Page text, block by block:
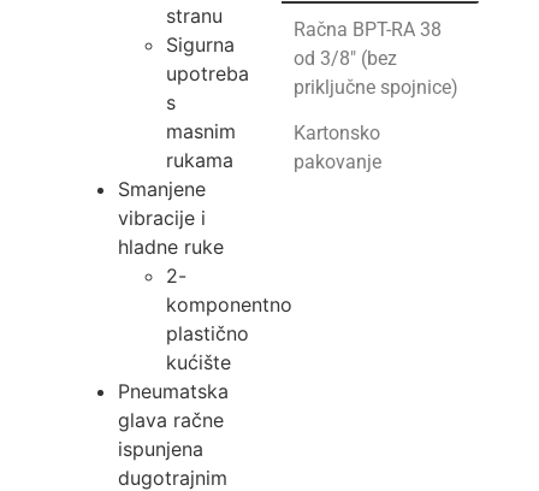
stranu
Sigurna
upotreba
s
masnim
rukama
Smanjene
vibracije i
hladne ruke
2-
komponentno
plastično
kućište
Pneumatska
glava račne
ispunjena
dugotrajnim
Račna BPT-RA 38
od 3/8″ (bez
priključne spojnice)
Kartonsko
pakovanje